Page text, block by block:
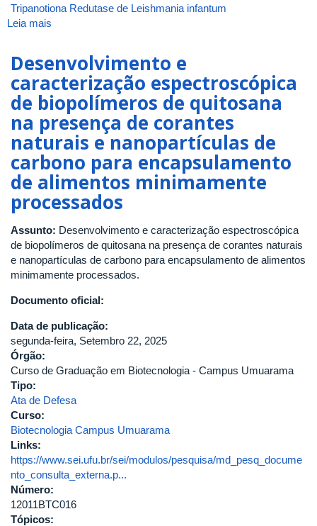
Tripanotiona Redutase de Leishmania infantum
Leia mais
e
dinâmica
molecular
de
potenciais
ligantes
para
a
inibição
da
Tripanotiona
Redutase
de
Leishmania
Desenvolvimento e
caracterização espectroscópica
de biopolímeros de quitosana
na presença de corantes
naturais e nanopartículas de
carbono para encapsulamento
de alimentos minimamente
processados
Assunto: Desenvolvimento e caracterização espectroscópica
de biopolímeros de quitosana na presença de corantes naturais
e nanopartículas de carbono para encapsulamento de alimentos
minimamente processados.
Documento oficial:
Data de publicação:
segunda-feira, Setembro 22, 2025
Órgão:
Curso de Graduação em Biotecnologia - Campus Umuarama
Tipo:
Ata de Defesa
Curso:
Biotecnologia Campus Umuarama
Links:
https://www.sei.ufu.br/sei/modulos/pesquisa/md_pesq_docume
nto_consulta_externa.p...
Número:
12011BTC016
Tópicos: